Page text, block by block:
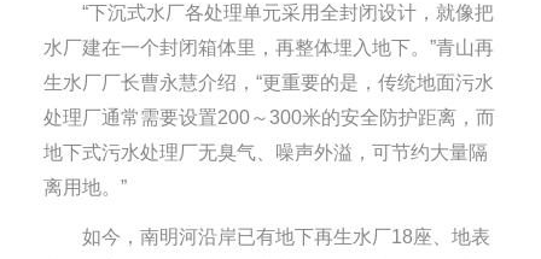
“下沉式水厂各处理单元采用全封闭设计，就像把
水厂建在一个封闭箱体里，再整体埋入地下。”青山再
生水厂厂长曹永慧介绍，“更重要的是，传统地面污水
处理厂通常需要设置200～300米的安全防护距离，而
地下式污水处理厂无臭气、噪声外溢，可节约大量隔
离用地。”
如今，南明河沿岸已有地下再生水厂18座、地表